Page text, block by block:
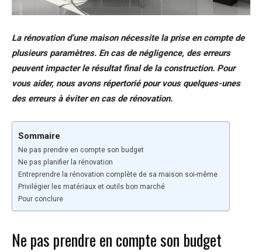
La rénovation d’une maison nécessite la prise en compte de
plusieurs paramètres. En cas de négligence, des erreurs
peuvent impacter le résultat final de la construction. Pour
vous aider, nous avons répertorié pour vous quelques-unes
des erreurs à éviter en cas de rénovation.
Sommaire
Ne pas prendre en compte son budget
Ne pas planifier la rénovation
Entreprendre la rénovation complète de sa maison soi-même
Privilégier les matériaux et outils bon marché
Pour conclure
Ne pas prendre en compte son budget